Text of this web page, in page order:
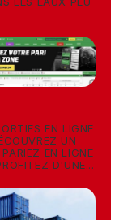
EN LIGNE
UN
EN LIGNE
D'UNE...